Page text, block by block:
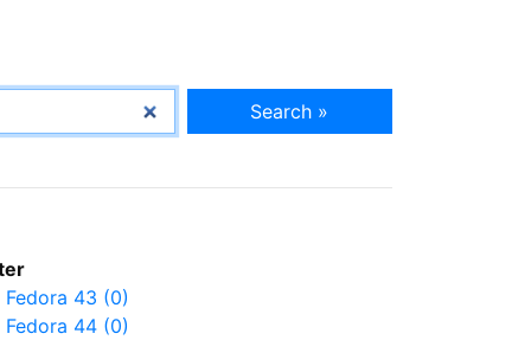
Search »
Fedora 43 (0)
Fedora 44 (0)